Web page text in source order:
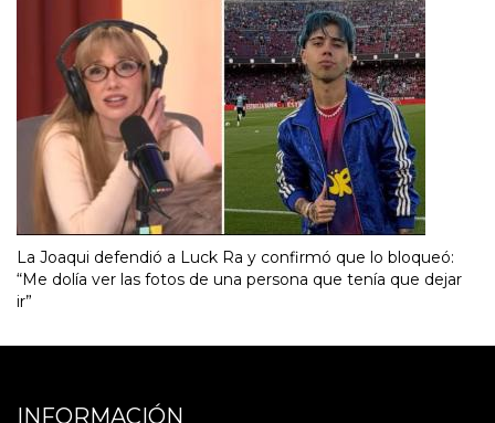
La Joaqui defendió a Luck Ra y confirmó que lo bloqueó:
“Me dolía ver las fotos de una persona que tenía que dejar
ir”
INFORMACIÓN